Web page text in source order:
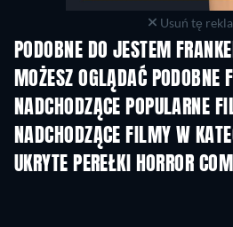
Usuń tę
PODOBNE DO JESTEM
MOŻESZ OGLĄDAĆ PODOBNE
NADCHODZĄCE POPULARNE
NADCHODZĄCE FILMY W
UKRYTE PEREŁKI HORROR